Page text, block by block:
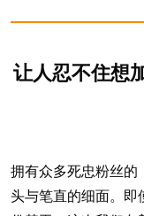
让人忍不住想
拥有众多死忠粉丝的
头与笔直的细面。即